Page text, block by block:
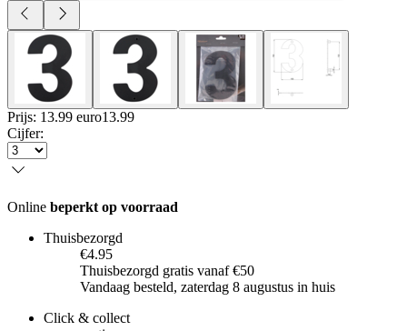
Prijs: 13.99 euro13.99
Cijfer:
Online beperkt op voorraad
Thuisbezorgd
€4.95
Thuisbezorgd gratis vanaf €50
Vandaag besteld, zaterdag 8 augustus in huis
Click & collect